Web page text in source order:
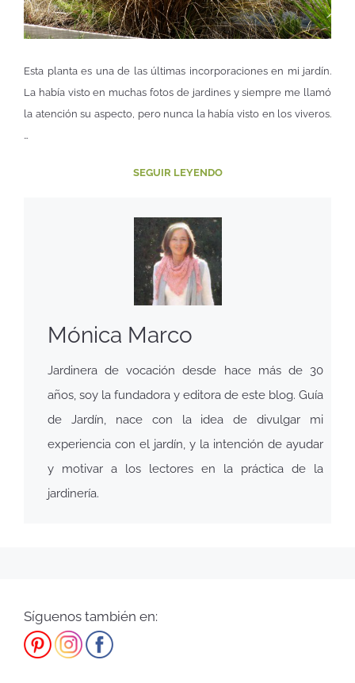
Esta planta es una de las últimas incorporaciones en mi jardín.
La había visto en muchas fotos de jardines y siempre me llamó
la atención su aspecto, pero nunca la había visto en los viveros.
…
SEGUIR LEYENDO
Mónica Marco
Jardinera de vocación desde hace más de 30
años, soy la fundadora y editora de este blog. Guía
de Jardín, nace con la idea de divulgar mi
experiencia con el jardín, y la intención de ayudar
y motivar a los lectores en la práctica de la
jardinería.
Síguenos también en: